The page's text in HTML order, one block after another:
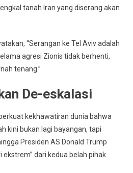
tanah Iran yang diserang akan
“Serangan ke Tel Aviv adalah
agresi Zionis tidak berhenti,
tenang.”
De-eskalasi
kekhawatiran dunia bahwa
kini bukan lagi bayangan, tapi
Presiden AS Donald Trump
dari kedua belah pihak.